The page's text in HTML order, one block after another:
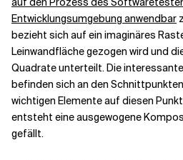
Entwicklungsumgebung anwendbar
bezieht sich auf ein imaginäres
Leinwandfläche gezogen wird und
Quadrate unterteilt. Die
befinden sich an den
wichtigen Elemente auf diesen
entsteht eine ausgewogene
gefällt.